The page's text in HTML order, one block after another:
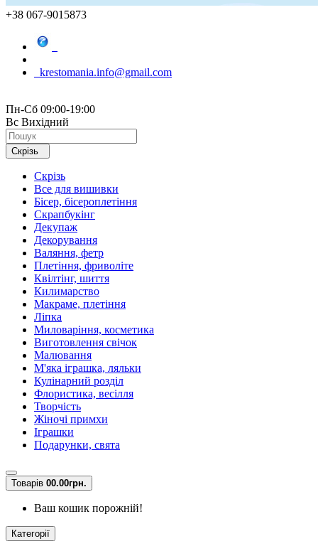
+38 067-9015873
krestomania.info@gmail.com
Пн-Сб 09:00-19:00
Вс Вихідний
Скрізь
Скрізь
Все для вишивки
Бісер, бісероплетіння
Скрапбукінг
Декупаж
Декорування
Валяння, фетр
Плетіння, фриволіте
Квілтінг, шиття
Килимарство
Макраме, плетіння
Ліпка
Миловаріння, косметика
Виготовлення свічок
Малювання
М'яка іграшка, ляльки
Кулінарний розділ
Флористика, весілля
Творчість
Жіночі примхи
Іграшки
Подарунки, свята
Товарів 00.00грн.
Ваш кошик порожній!
Категорії